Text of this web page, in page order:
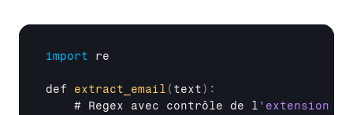
import re
def extract_email ( text) :
    #
Regex avec contrôle de l